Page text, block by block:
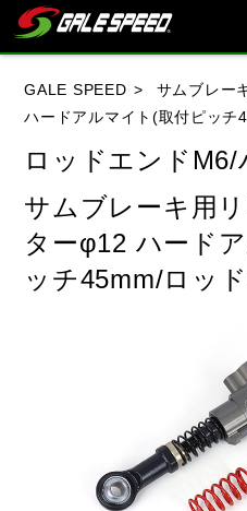
車種検索
アイ
HONDA YAMAHA
KAWASAKI BMW
HARLEY DAVIDSON
閉
GALE SPEED
サムブレー
ハードアルマイト(取付ピッチ
ロッドエンドM6/
サムブレーキ用
ターφ12 ハード
ッチ45mm/ロッ